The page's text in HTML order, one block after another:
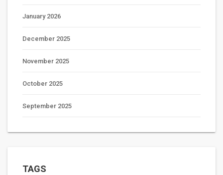
January 2026
December 2025
November 2025
October 2025
September 2025
TAGS